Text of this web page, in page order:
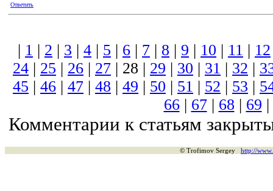
Ответить
| 1 | 2 | 3 | 4 | 5 | 6 | 7 | 8 | 9 | 10 | 11 | 12
24 | 25 | 26 | 27 | 28 | 29 | 30 | 31 | 32 |
45 | 46 | 47 | 48 | 49 | 50 | 51 | 52 | 53 |
66| 67| 68 | 69 |
Комментарии к статьям
© Trofimov Sergey http://